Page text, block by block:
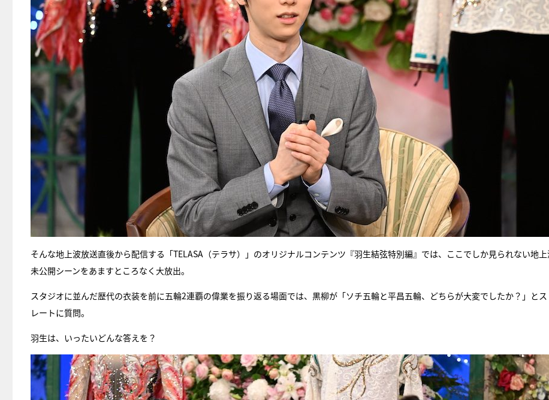
そんな地上波放送直後から配信する「TELASA（テラサ）」のオリジナルコンテンツ『羽生結弦特別編』では、ここでしか見られない地
未公開シーンをあますところなく大放出。
スタジオに並んだ歴代の衣装を前に五輪2連覇の偉業を振り返る場面では、黒柳が「ソチ五輪と平昌五輪、どちらが大変でしたか？」とス
レートに質問。
羽生は、いったいどんな答えを？